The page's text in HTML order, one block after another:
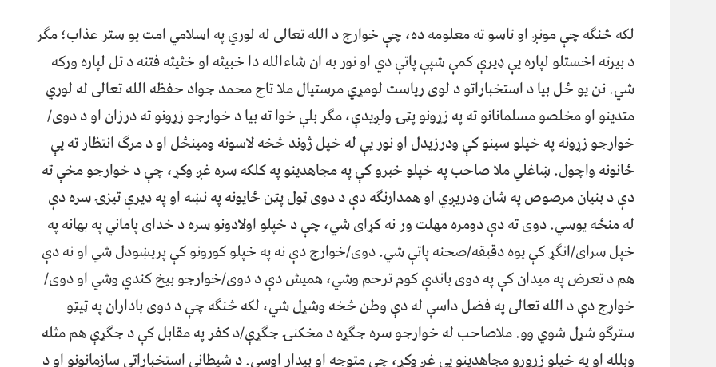
لکه څنګه چې مونږ او تاسو ته معلومه ده، چې خوارج د الله تعالی له لوري په اسلامي امت یو ستر عذاب؛ مګر
د بیرته اخستلو لپاره یې ډیرې کمې شپې پاتې دي او نور به ان شاءالله دا خبیثه او خثیثه فتنه د تل لپاره ورکه
شي. نن یو ځل بیا د استخباراتو د لوی ریاست لومړي مرستیال ملا تاج محمد جواد حفظه الله تعالی له لوري
متدینو او مخلصو مسلمانانو ته په زړونو پټۍ ولږیدې، مګر بلې خوا ته بیا د خوارجو زړونو ته درزان او د دوی/
خوارجو زړونه په خپلو سینو کې ودرزیدل او نور یې له خپل ژوند څخه لاسونه ومینځل او د مرګ انتظار ته یې
ځانونه واچول. ښاغلي ملا صاحب په خپلو خبرو کې په مجاهدینو په کلکه سره غږ وکړ، چې د خوارجو مخې ته
دې د بنیان مرصوص په شان ودریږي او همدارنګه دې د دوی ټول پټن ځایونه په نښه او په ډیرې تیزۍ سره دې
له منځه یوسي. دوی ته دې دومره مهلت ور نه کړای شي، چې د خپلو اولادونو سره د خدای پاماني په بهانه په
خپل سرای/انګړ کې یوه دقیقه/صحنه پاتې شي. دوی/خوارج دې نه په خپلو کورونو کې پریښودل شي او نه دې
هم د تعرض په میدان کې په دوی باندې کوم ترحم وشي، همیش دې د دوی/خوارجو بیخ کندي وشي او دوی/
خوارج دې د الله تعالی په فضل داسې له دې وطن څخه وشړل شي، لکه څنګه چې د دوی باداران په ټیټو
سترګو شړل شوي وو. ملاصاحب له خوارجو سره جګړه د مخکنۍ جګړې/د کفر په مقابل کې د جګړې هم مثله
وبلله او په خپلو زړورو مجاهدینو یې غږ وکړ، چې متوجه او بيدار اوسي. د شيطاني استخباراتي سازمانونو او د